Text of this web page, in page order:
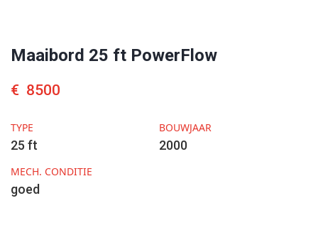
Maaibord 25 ft PowerFlow
€ 8500
TYPE
25 ft
BOUWJAAR
2000
MECH. CONDITIE
goed